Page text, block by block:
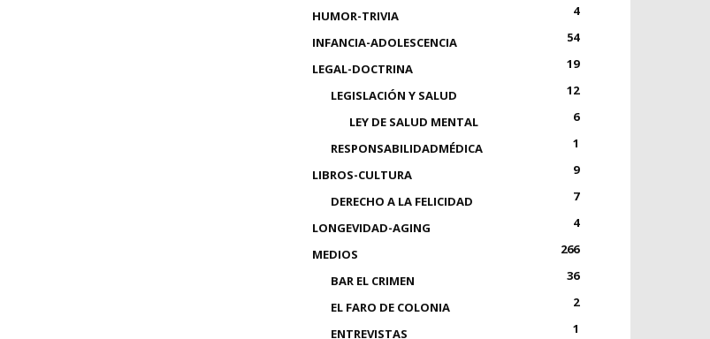
HUMOR-TRIVIA
4
INFANCIA-ADOLESCENCIA
54
LEGAL-DOCTRINA
19
LEGISLACIÓN Y SALUD
12
LEY DE SALUD MENTAL
6
RESPONSABILIDADMÉDICA
1
LIBROS-CULTURA
9
DERECHO A LA FELICIDAD
7
LONGEVIDAD-AGING
4
MEDIOS
266
BAR EL CRIMEN
36
EL FARO DE COLONIA
2
ENTREVISTAS
1